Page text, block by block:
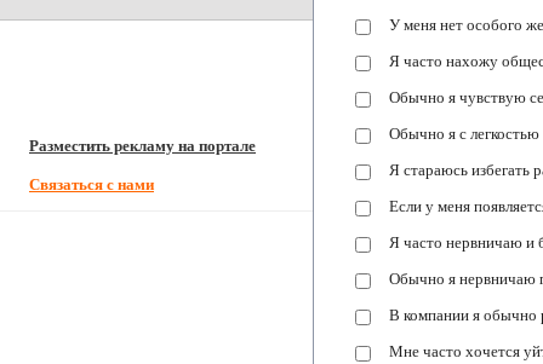
Разместить рекламу на портале
Связаться с нами
У меня нет особого
Я часто нахожу
Обычно я чувствую
Обычно я с
Я стараюсь избегать
Если у меня
Я часто нервничаю и
Обычно я нервничаю
В компании я обычно
Мне часто хочется